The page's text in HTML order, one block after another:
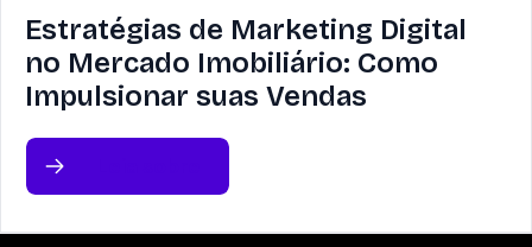
Estratégias de Marketing Digital
no Mercado Imobiliário: Como
Impulsionar suas Vendas